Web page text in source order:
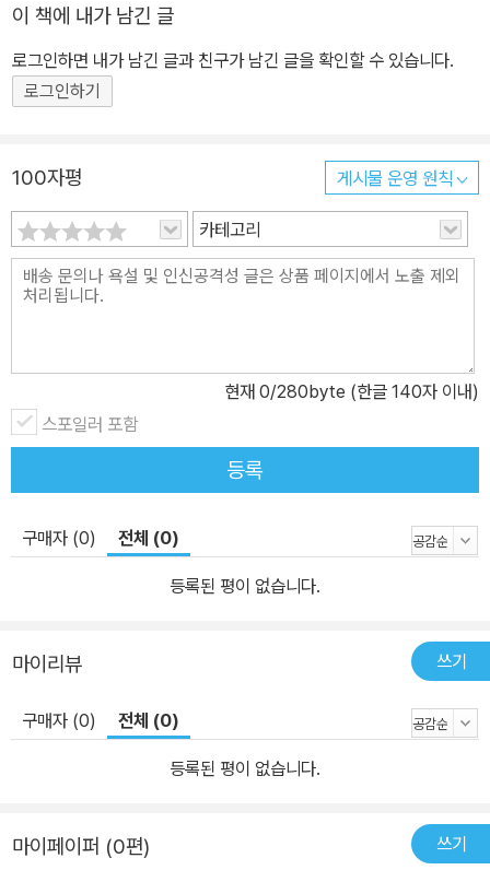
이 책에 내가 남긴 글
로그인하면 내가 남긴 글과 친구가 남긴 글을 확인할 수 있습니다.
로그인하기
100자평 게시물 운영 원칙
카테고리
현재 0/280byte (한글 140자 이내)
스포일러 포함
등록
구매자 (0) 전체 (0)
등록된 평이 없습니다.
마이리뷰 쓰기
구매자 (0) 전체 (0)
등록된 평이 없습니다.
마이페이퍼 (0편) 쓰기